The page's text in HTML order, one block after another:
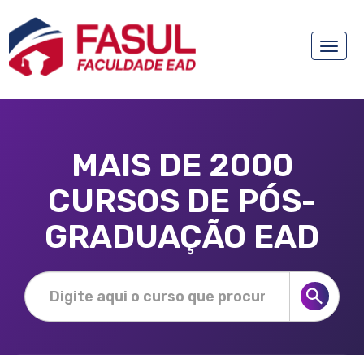
Toggle
MAIS DE 2000
CURSOS DE PÓS-
GRADUAÇÃO EAD